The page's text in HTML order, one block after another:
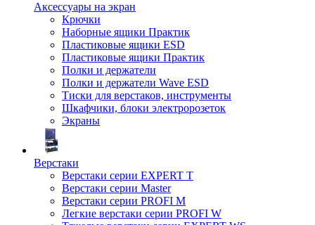
Аксессуары на экран
Крючки
Наборные ящики Практик
Пластиковые ящики ESD
Пластиковые ящики Практик
Полки и держатели
Полки и держатели Wave ESD
Тиски для верстаков, инструменты
Шкафчики, блоки электророзеток
Экраны
Верстаки
Верстаки серии EXPERT T
Верстаки серии Master
Верстаки серии PROFI M
Легкие верстаки серии PROFI W